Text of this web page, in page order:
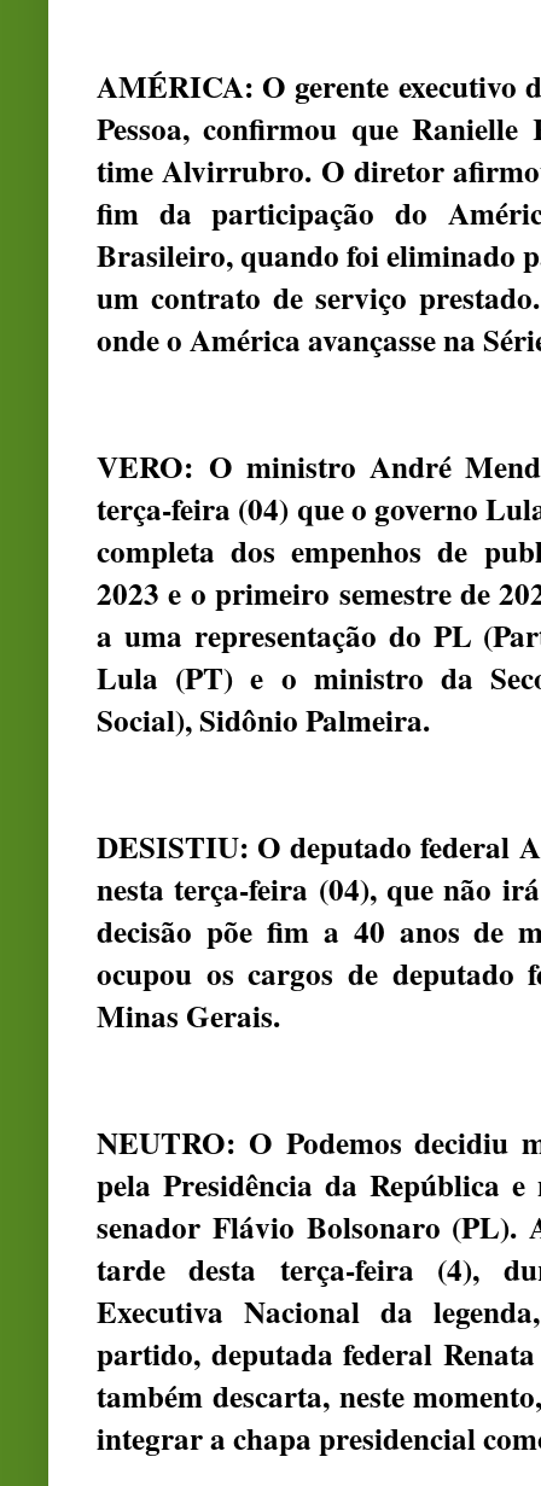
AMÉRICA: O gerente executivo
Pessoa, confirmou que
time Alvirrubro. O diretor
fim da participação do
Brasileiro, quando foi eliminado
um contrato de serviço
onde o América avançasse na
VERO: O ministro André
terça-feira (04) que o governo
completa dos empenhos de
2023 e o primeiro semestre de
a uma representação do PL
Lula (PT) e o ministro da
Social), Sidônio Palmeira.
DESISTIU: O deputado federal
nesta terça-feira (04), que não
decisão põe fim a 40 anos de
ocupou os cargos de deputado
Minas Gerais.
NEUTRO: O Podemos decidiu
pela Presidência da República
senador Flávio Bolsonaro
tarde desta terça-feira (4),
Executiva Nacional da
partido, deputada federal
também descarta, neste
integrar a chapa presidencial